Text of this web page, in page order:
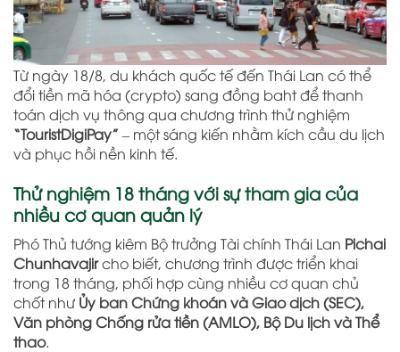
Từ ngày 18/8, du khách quốc tế đến Thái Lan có thể
đổi tiền mã hóa (crypto) sang đồng baht để thanh
toán dịch vụ thông qua chương trình thử nghiệm
“TouristDigiPay” – một sáng kiến nhằm kích cầu du lịch
và phục hồi nền kinh tế.
Thử nghiệm 18 tháng với sự tham gia của
nhiều cơ quan quản lý
Phó Thủ tướng kiêm Bộ trưởng Tài chính Thái Lan Pichai
Chunhavajircho biết, chương trình được triển khai
trong 18 tháng, phối hợp cùng nhiều cơ quan chủ
chốt như Ủy ban Chứng khoán và Giao dịch (SEC),
Văn phòng Chống rửa tiền (AMLO), Bộ Du lịch và Thể
thao.